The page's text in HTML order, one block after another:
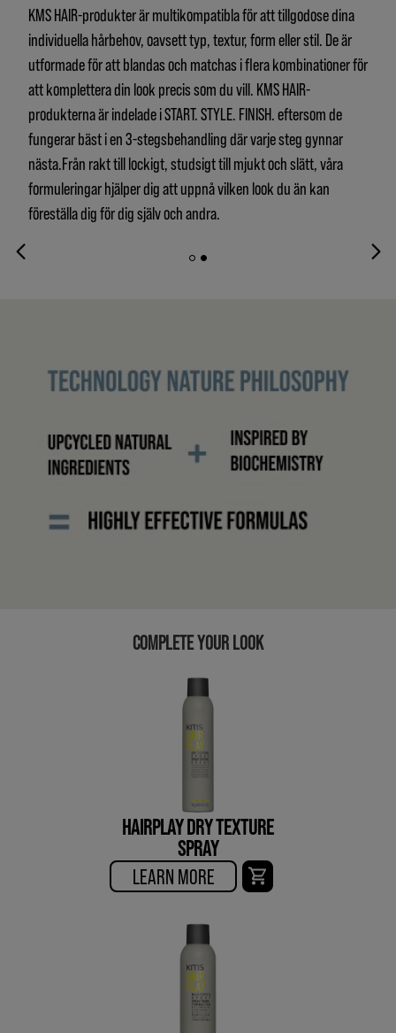
KMS HAIR-produkter är multikompatibla för att tillgodose dina
individuella hårbehov, oavsett typ, textur, form eller stil. De är
utformade för att blandas och matchas i flera kombinationer för
att komplettera din look precis som du vill. KMS HAIR-
produkterna är indelade i START. STYLE. FINISH. eftersom de
fungerar bäst i en 3-stegsbehandling där varje steg gynnar
nästa.Från rakt till lockigt, studsigt till mjukt och slätt, våra
formuleringar hjälper dig att uppnå vilken look du än kan
föreställa dig för dig själv och andra.
COMPLETE YOUR LOOK
HAIRPLAY DRY TEXTURE
SPRAY
LEARN MORE